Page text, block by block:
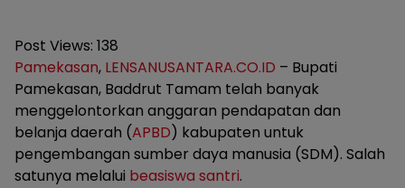
Post Views: 138
Pamekasan, LENSANUSANTARA.CO.ID – Bupati
Pamekasan, Baddrut Tamam telah banyak
menggelontorkan anggaran pendapatan dan
belanja daerah (APBD) kabupaten untuk
pengembangan sumber daya manusia (SDM). Salah
satunya melalui beasiswa santri.